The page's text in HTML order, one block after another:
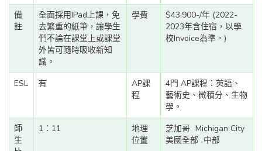
備
註
全面採用IPad上課，免
去繁重的紙筆，讓學生
們不論在課堂上或課堂
外皆可隨時吸收新知
識。
學費
$43,900-/年 (2022-
2023年含住宿，以學
校Invoice為準。)
ESL 有
AP課
程
4門 AP課程：英語、
藝術史、微積分、生物
學。
師
生
1：11
地理
位置
芝加哥 Michigan City
美國全部 中部